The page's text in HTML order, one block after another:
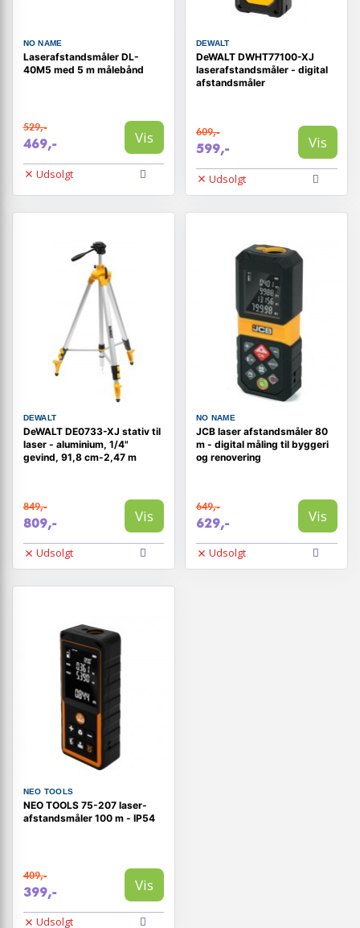
NO NAME
Laserafstandsmåler DL-
40M5 med 5 m målebånd
529,-
469,- Vis
Udsolgt
DEWALT
DeWALT DWHT77100-XJ
laserafstandsmåler - digital
afstandsmåler
609,-
599,- Vis
Udsolgt
DEWALT
DeWALT DE0733-XJ stativ til
laser - aluminium, 1/4"
gevind, 91,8 cm-2,47 m
849,-
809,- Vis
Udsolgt
NO NAME
JCB laser afstandsmåler 80
m - digital måling til byggeri
og renovering
649,-
629,- Vis
Udsolgt
NEO TOOLS
NEO TOOLS 75-207 laser-
afstandsmåler 100 m - IP54
409,-
399,- Vis
Udsolgt